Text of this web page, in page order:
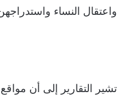
واعتقال النساء
تشير التقارير إلى أن